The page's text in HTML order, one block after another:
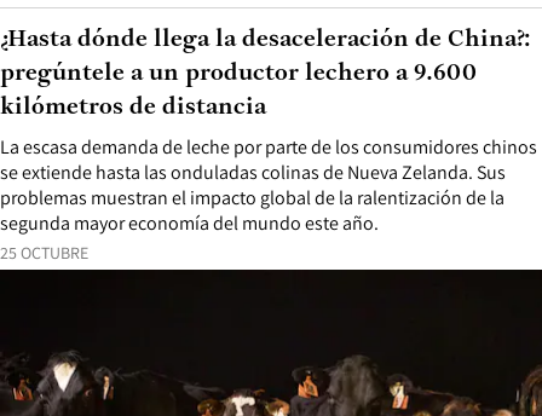
25 OCTUBRE
La escasa demanda de leche por parte de los consumidores chinos
se extiende hasta las onduladas colinas de Nueva Zelanda. Sus
problemas muestran el impacto global de la ralentización de la
segunda mayor economía del mundo este año.
¿Hasta dónde llega la desaceleración de China?:
pregúntele a un productor lechero a 9.600
kilómetros de distancia